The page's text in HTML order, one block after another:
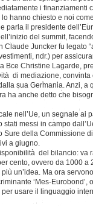
i finanziamenti
lo hanno chiesto e noi
parla il presidente
del summit,
Juncker fu legato
ndr.) per
Bce Christine Lagarde,
di mediazione,
sua Germania. Anzi, a
ha anche detto che
nell’Ue, un segnale ai
stati messi in campo
Sure della Commissione
a giugno.
del bilancio: va
cento, ovvero da 1000 a
più un’idea. Ma ora
‘Mes-Eurobond’,
per usare il linguaggio